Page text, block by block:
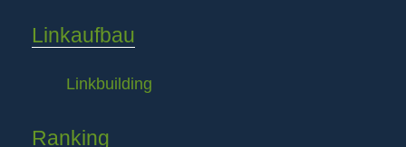
Linkaufbau
Linkbuilding
Ranking